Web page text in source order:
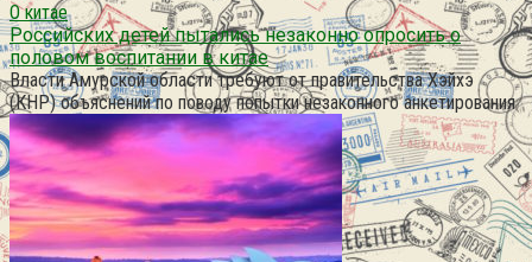
О китае
Российских детей пытались незаконно опросить о
половом воспитании в китае
Власти Амурской области требуют от правительства Хэйхэ
(КНР) объяснений по поводу попытки незаконного анкетирования